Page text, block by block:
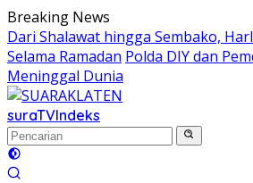
Langsung
ke
konten
Breaking News
Dari Shalawat hingga Sembako,
Selama Ramadan Polda DIY dan
Meninggal Dunia
suraTVIndeks